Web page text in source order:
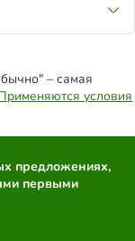
– самая
условия
предложениях,
первыми